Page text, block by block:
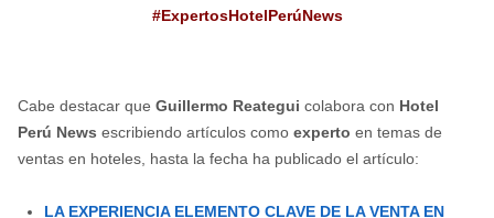
#ExpertosHotelPerúNews
Cabe destacar que Guillermo Reategui colabora con Hotel
Perú News escribiendo artículos comoexperto en temas de
ventas en hoteles, hasta la fecha ha publicado el artículo:
LA EXPERIENCIA ELEMENTO CLAVE DE LA VENTA EN